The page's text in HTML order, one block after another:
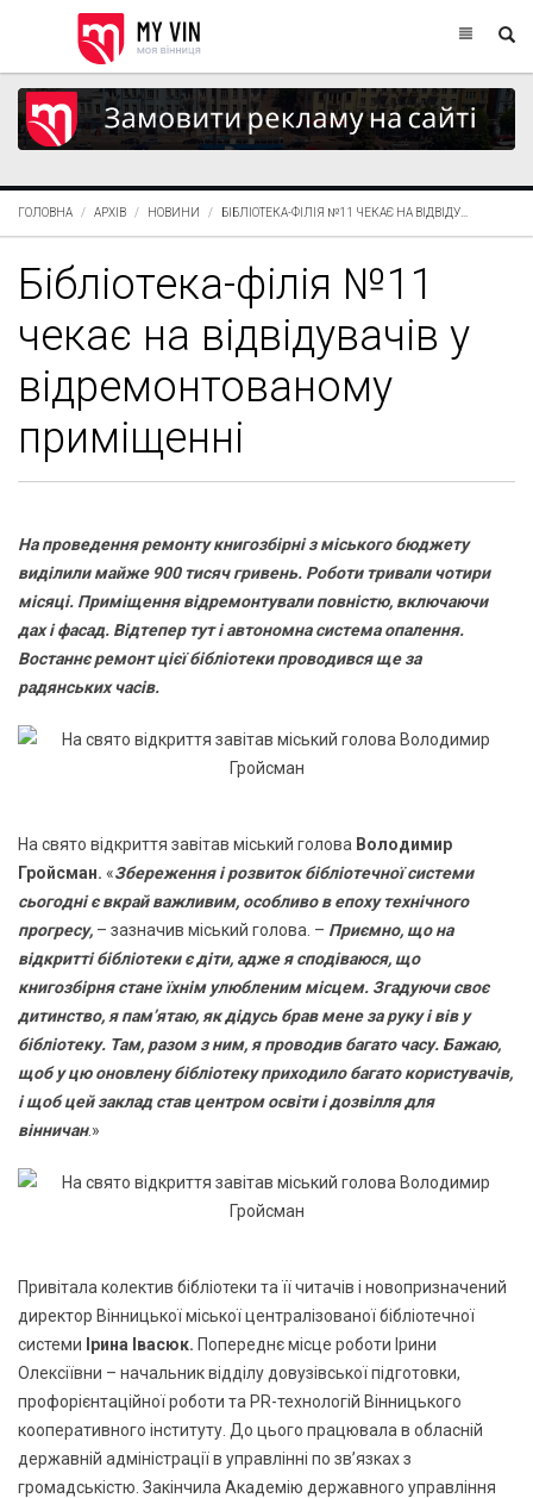
ГОЛОВНА АРХІВ НОВИНИ БІБЛІОТЕКА-ФІЛІЯ №11 ЧЕКАЄ НА ВІДВІДУ...
Бібліотека-філія №11
чекає на відвідувачів у
відремонтованому
приміщенні
На проведення ремонту книгозбірні з міського бюджету
виділили майже 900 тисяч гривень. Роботи тривали чотири
місяці. Приміщення відремонтували повністю, включаючи
дах і фасад. Відтепер тут і автономна система опалення.
Востаннє ремонт цієї бібліотеки проводився ще за
радянських часів.
На свято відкриття завітав міський голова Володимир
Гройсман. «Збереження і розвиток бібліотечної системи
сьогодні є вкрай важливим, особливо в епоху технічного
прогресу, – зазначив міський голова. – Приємно, що на
відкритті бібліотеки є діти, адже я сподіваюся, що
книгозбірня стане їхнім улюбленим місцем. Згадуючи своє
дитинство, я пам’ятаю, як дідусь брав мене за руку і вів у
бібліотеку. Там, разом з ним, я проводив багато часу. Бажаю,
щоб у цю оновлену бібліотеку приходило багато користувачів,
і щоб цей заклад став центром освіти і дозвілля для
вінничан.»
Привітала колектив бібліотеки та її читачів і новопризначений
директор Вінницької міської централізованої бібліотечної
системи Ірина Івасюк. Попереднє місце роботи Ірини
Олексіївни – начальник відділу довузівської підготовки,
профорієнтаційної роботи та PR-технологій Вінницького
кооперативного інституту. До цього працювала в обласній
державній адміністрації в управлінні по зв’язках з
громадськістю. Закінчила Академію державного управління